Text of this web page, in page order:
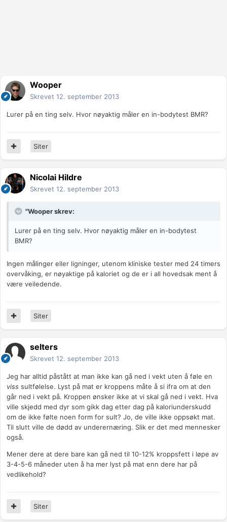
Wooper
Skrevet 12. september 2013
Lurer på en ting selv. Hvor nøyaktig måler en in-bodytest BMR?
Siter
Nicolai Hildre
Skrevet 12. september 2013
"Wooper skrev:
Lurer på en ting selv. Hvor nøyaktig måler en in-bodytest
BMR?
Ingen målinger eller ligninger, utenom kliniske tester med 24 timers
overvåking, er nøyaktige på kaloriet og de er i all hovedsak ment å
være veiledende.
Siter
selters
Skrevet 12. september 2013
Jeg har alltid påstått at man ikke kan gå ned i vekt uten å føle en
viss sultfølelse. Lyst på mat er kroppens måte å si ifra om at den
går ned i vekt på. Kroppen ønsker ikke at vi skal gå ned i vekt. Hva
ville skjedd med dyr som gikk dag etter dag på kaloriunderskudd
om de ikke følte noen form for sult? Jo, de ville ikke oppsøkt mat.
Til slutt ville de dødd av underernæring. Slik er det med mennesker
også.
Mener dere at dere bare kan gå ned til 10-12% kroppsfett i løpe av
3-4-5-6 måneder uten å ha mer lyst på mat enn dere har på
vedlikehold?
Siter